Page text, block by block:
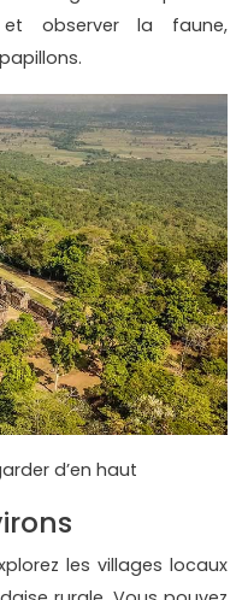
observer la faune,
d’en haut
les villages locaux